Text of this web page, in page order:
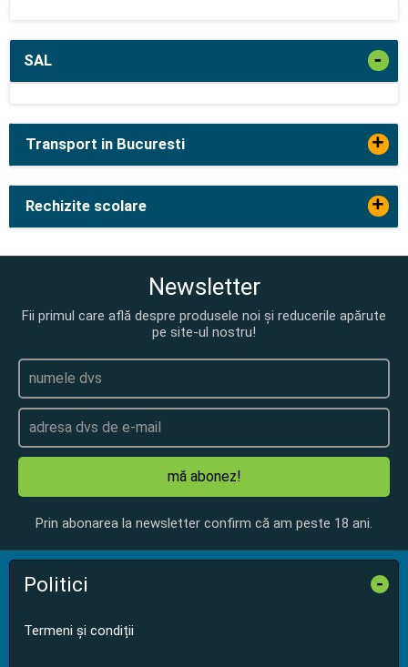
SAL -
Transport in Bucuresti +
Rechizite scolare +
Newsletter
Fii primul care află despre produsele noi și reducerile apărute
pe site-ul nostru!
mă abonez!
Prin abonarea la newsletter confirm că am peste 18 ani.
Politici -
Termeni și condiții